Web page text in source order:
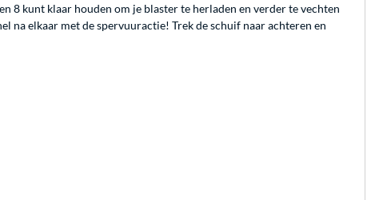
8 kunt klaar houden om je blaster te herladen en verder te vechten
na elkaar met de spervuuractie! Trek de schuif naar achteren en